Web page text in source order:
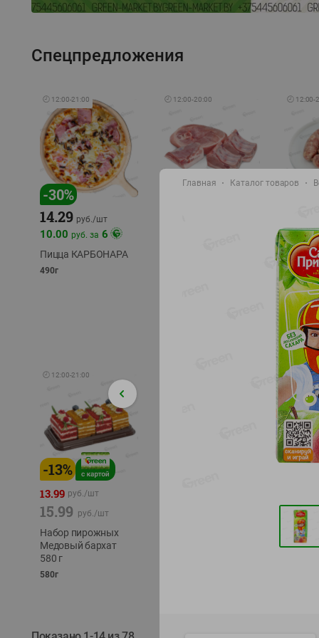
Спецпредложения
🕘 12:00-21:00
-30%
14.29 руб./шт
10.00 руб. за 6
Пицца КАРБОНАРА
490г
🕘 12:00-20:00 🕘 12:00-
11.99
охлажд
🕘 12:00-21:00
-13%
13.99 руб./шт
15.99 руб./шт
Набор пирожных
Медовый бархат
580 г
580г
трески
Главная Каталог товаров